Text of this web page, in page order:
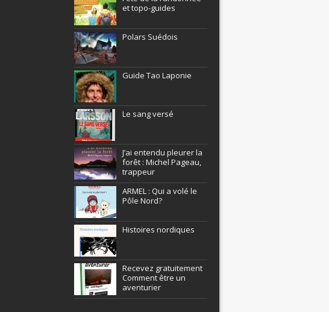
et topo-guides
Polars Suédois
Guide Tao Laponie
Le sang versé
J’ai entendu pleurer la
forêt : Michel Pageau,
trappeur
ARMEL : Qui a volé le
Pôle Nord?
Histoires nordiques
Recevez gratuitement
Comment être un
aventurier